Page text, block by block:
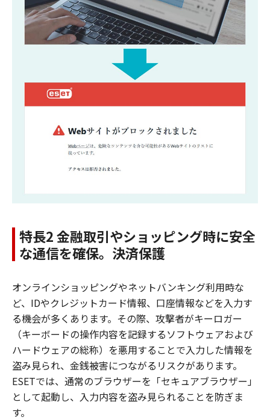
特長2 金融取引やショッピング時に安全
な通信を確保。決済保護
オンラインショッピングやネットバンキング利用時な
ど、IDやクレジットカード情報、口座情報などを入力す
る機会が多くあります。その際、攻撃者がキーロガー
（キーボードの操作内容を記録するソフトウェアおよび
ハードウェアの総称）を悪用することで入力した情報を
盗み見られ、金銭被害につながるリスクがあります。
ESETでは、通常のブラウザーを「セキュアブラウザー」
として起動し、入力内容を盗み見られることを防ぎま
す。